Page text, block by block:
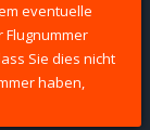
eventuelle
Sie dies nicht
haben,